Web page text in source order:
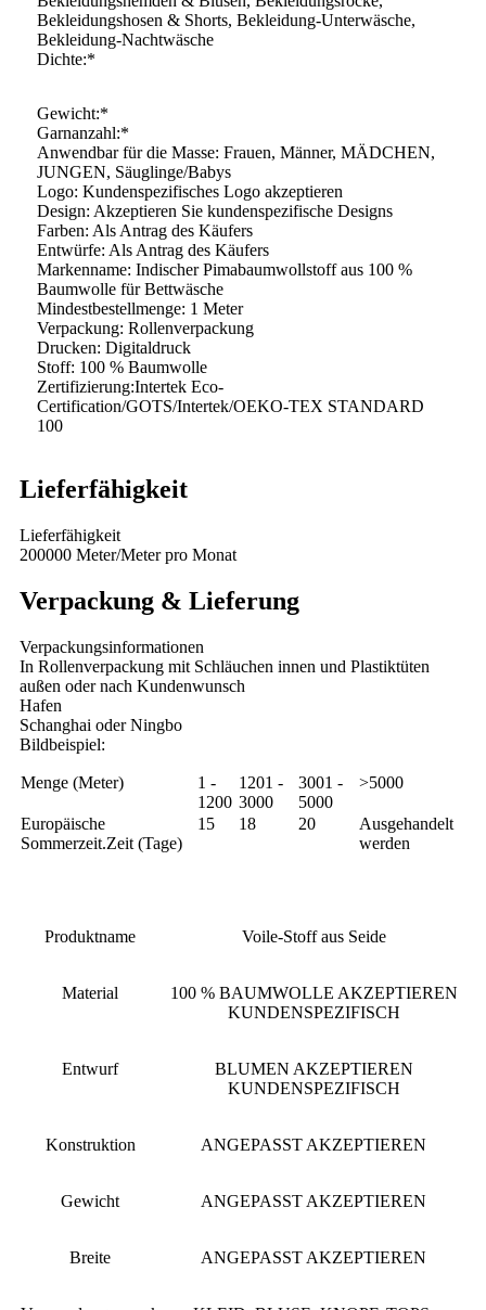
Bekleidungshosen & Shorts, Bekleidung-Unterwäsche,
Bekleidung-Nachtwäsche
Dichte:*
Gewicht:*
Garnanzahl:*
Anwendbar für die Masse: Frauen, Männer, MÄDCHEN,
JUNGEN, Säuglinge/Babys
Logo: Kundenspezifisches Logo akzeptieren
Design: Akzeptieren Sie kundenspezifische Designs
Farben: Als Antrag des Käufers
Entwürfe: Als Antrag des Käufers
Markenname: Indischer Pimabaumwollstoff aus 100 %
Baumwolle für Bettwäsche
Mindestbestellmenge: 1 Meter
Verpackung: Rollenverpackung
Drucken: Digitaldruck
Stoff: 100 % Baumwolle
Zertifizierung:Intertek Eco-
Certification/GOTS/Intertek/OEKO-TEX STANDARD
100
Lieferfähigkeit
Lieferfähigkeit
200000 Meter/Meter pro Monat
Verpackung & Lieferung
Verpackungsinformationen
In Rollenverpackung mit Schläuchen innen und Plastiktüten
außen oder nach Kundenwunsch
Hafen
Schanghai oder Ningbo
Bildbeispiel:
Menge (Meter)
1 -
1200
1201 -
3000
3001 -
5000
>5000
Europäische
Sommerzeit.Zeit (Tage)
15 18 20
Ausgehandelt
werden
Produktname Voile-Stoff aus Seide
Material
100 % BAUMWOLLE AKZEPTIEREN
KUNDENSPEZIFISCH
Entwurf
BLUMEN AKZEPTIEREN
KUNDENSPEZIFISCH
Konstruktion ANGEPASST AKZEPTIEREN
Gewicht ANGEPASST AKZEPTIEREN
Breite ANGEPASST AKZEPTIEREN